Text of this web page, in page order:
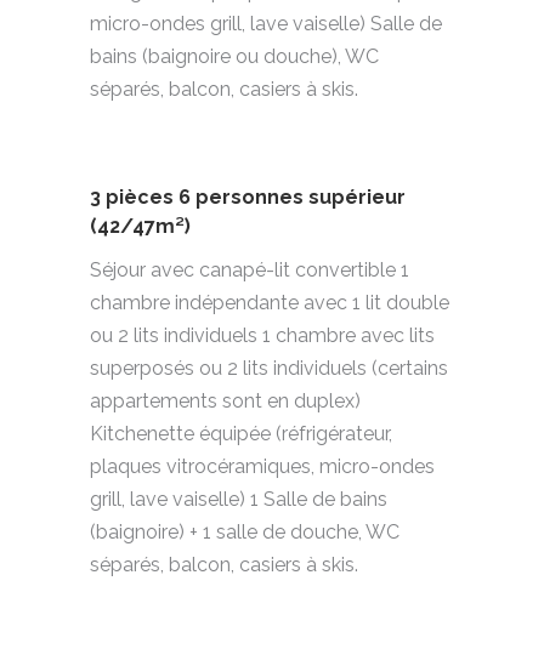
micro-ondes grill, lave vaiselle) Salle de
bains (baignoire ou douche), WC
séparés, balcon, casiers à skis.
3 pièces 6 personnes supérieur
(42/47m²)
Séjour avec canapé-lit convertible 1
chambre indépendante avec 1 lit double
ou 2 lits individuels 1 chambre avec lits
superposés ou 2 lits individuels (certains
appartements sont en duplex)
Kitchenette équipée (réfrigérateur,
plaques vitrocéramiques, micro-ondes
grill, lave vaiselle) 1 Salle de bains
(baignoire) + 1 salle de douche, WC
séparés, balcon, casiers à skis.